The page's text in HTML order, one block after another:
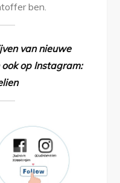
ben.
van nieuwe
op Instagram: